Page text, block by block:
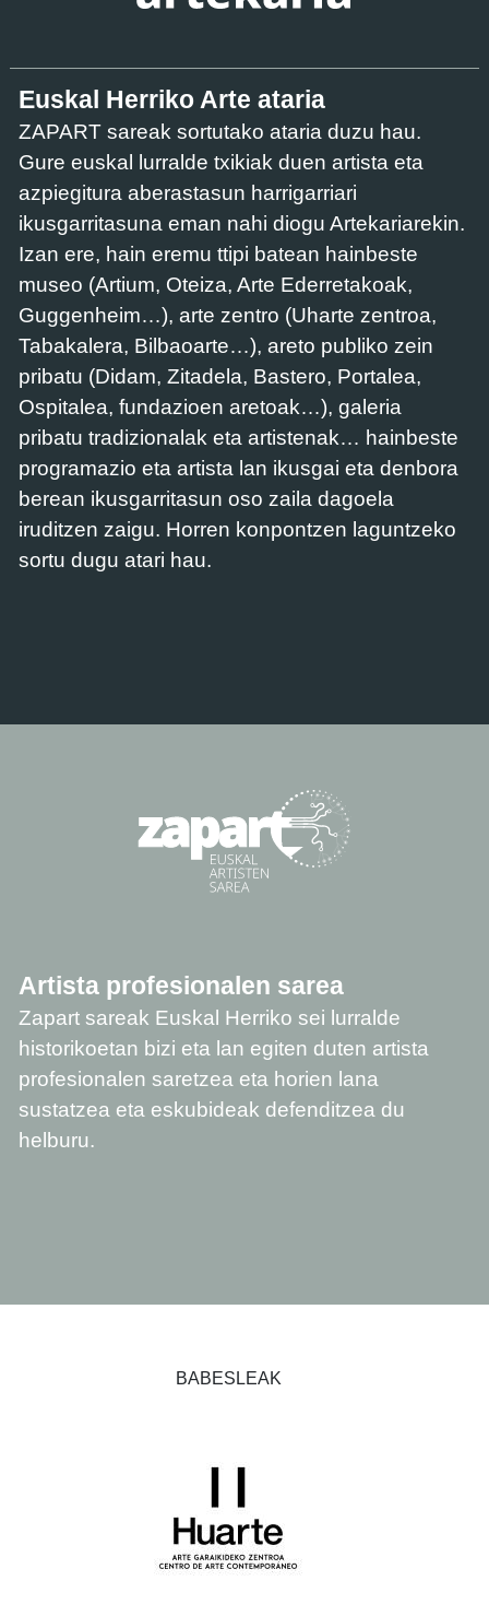
Euskal Herriko Arte ataria
ZAPART sareak sortutako ataria duzu hau.
Gure euskal lurralde txikiak duen artista eta
azpiegitura aberastasun harrigarriari
ikusgarritasuna eman nahi diogu Artekariarekin.
Izan ere, hain eremu ttipi batean hainbeste
museo (Artium, Oteiza, Arte Ederretakoak,
Guggenheim…), arte zentro (Uharte zentroa,
Tabakalera, Bilbaoarte…), areto publiko zein
pribatu (Didam, Zitadela, Bastero, Portalea,
Ospitalea, fundazioen aretoak…), galeria
pribatu tradizionalak eta artistenak… hainbeste
programazio eta artista lan ikusgai eta denbora
berean ikusgarritasun oso zaila dagoela
iruditzen zaigu. Horren konpontzen laguntzeko
sortu dugu atari hau.
Artista profesionalen sarea
Zapart sareak Euskal Herriko sei lurralde
historikoetan bizi eta lan egiten duten artista
profesionalen saretzea eta horien lana
sustatzea eta eskubideak defenditzea du
helburu.
BABESLEAK